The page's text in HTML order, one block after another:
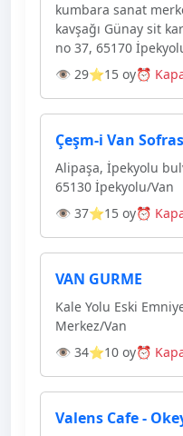
kumbara sanat
kavşağı Günay sit
no 37, 65170
👁 29⭐15 oy⏰
Çeşm-i Van
Alipaşa, İpekyolu
65130 İpekyolu/Van
👁 37⭐15 oy⏰
VAN GURME
Kale Yolu Eski
Merkez/Van
👁 34⭐10 oy⏰
Valens Cafe -